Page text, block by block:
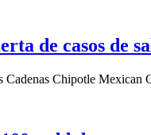
de casos de
Cadenas Chipotle